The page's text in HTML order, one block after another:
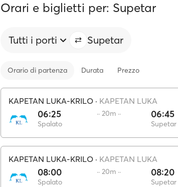
Orari e biglietti per: Supetar
Tutti i porti Supetar
Orario di partenza Durata Prezzo
KAPETAN LUKA-KRILO · KAPETAN LUKA
06:25
Spalato
·· 20m ·· 06:45
Supetar
KAPETAN LUKA-KRILO · KAPETAN LUKA
08:00
Spalato
·· 20m ·· 08:20
Supetar